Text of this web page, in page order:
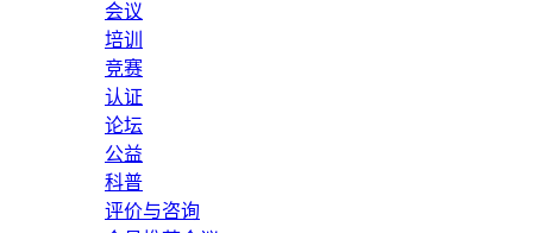
会议
培训
竞赛
认证
论坛
公益
科普
评价与咨询